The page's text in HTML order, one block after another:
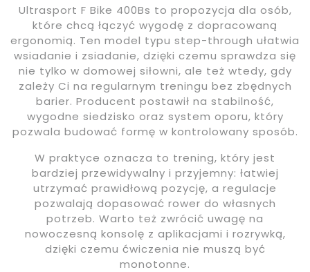
Ultrasport F Bike 400Bs to propozycja dla osób,
które chcą łączyć wygodę z dopracowaną
ergonomią. Ten model typu step-through ułatwia
wsiadanie i zsiadanie, dzięki czemu sprawdza się
nie tylko w domowej siłowni, ale też wtedy, gdy
zależy Ci na regularnym treningu bez zbędnych
barier. Producent postawił na stabilność,
wygodne siedzisko oraz system oporu, który
pozwala budować formę w kontrolowany sposób.
W praktyce oznacza to trening, który jest
bardziej przewidywalny i przyjemny: łatwiej
utrzymać prawidłową pozycję, a regulacje
pozwalają dopasować rower do własnych
potrzeb. Warto też zwrócić uwagę na
nowoczesną konsolę z aplikacjami i rozrywką,
dzięki czemu ćwiczenia nie muszą być
monotonne.